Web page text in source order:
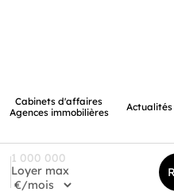
Cabinets d'affaires
Agences immobilières
Actualités
Loyer max